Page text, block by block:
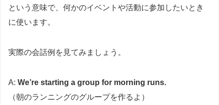
という意味で、何かのイベントや活動に参加したいとき
に使います。
実際の会話例を見てみましょう。
A: We’re starting a group for morning runs.
（朝のランニングのグループを作るよ）